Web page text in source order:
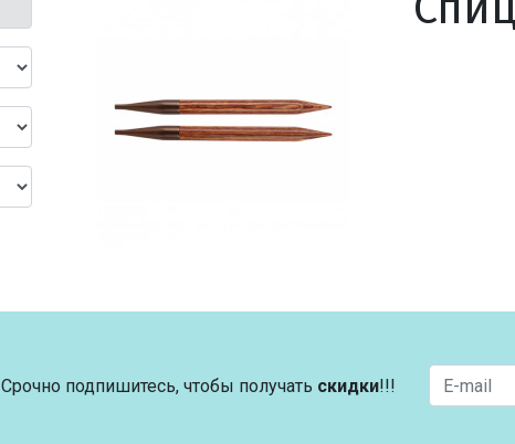
Срочно подпишитесь, чтобы получать скидки!!!